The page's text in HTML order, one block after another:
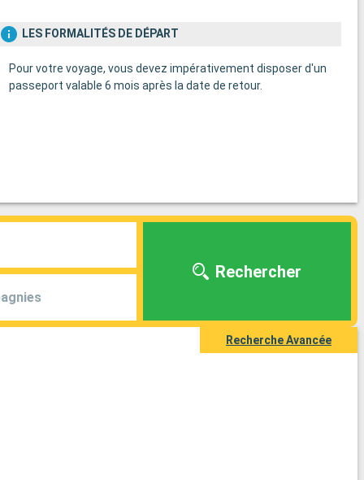
LES FORMALITÉS DE DÉPART
Pour votre voyage, vous devez impérativement disposer d'un
passeport valable 6 mois après la date de retour.
Rechercher
Recherche Avancée